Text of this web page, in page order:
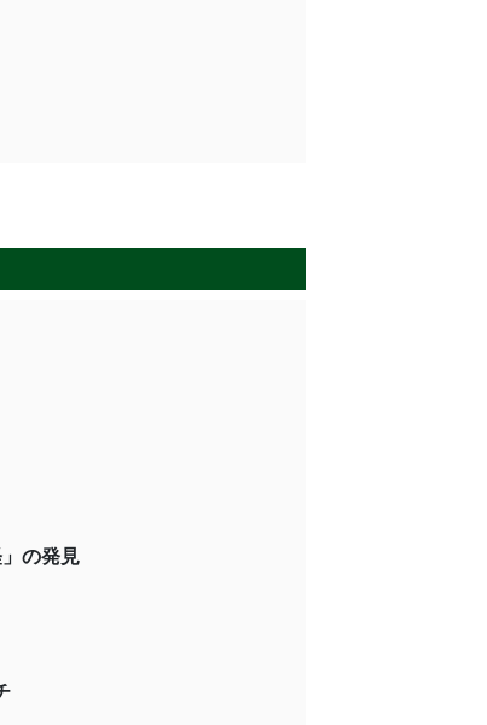
の発見
野からのアプローチ